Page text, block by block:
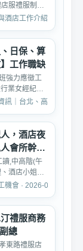
服禮服制服
酒店工作介紹 · 2026-
日保、算
工作職缺
強力應徵工
業女經紀團
訊｜台北、高雄、台中
，酒店夜
會所幹部
讀,中高階(午
酒店小姐、
機會 · 2026-02-09
禮服商務
總
東路禮服店